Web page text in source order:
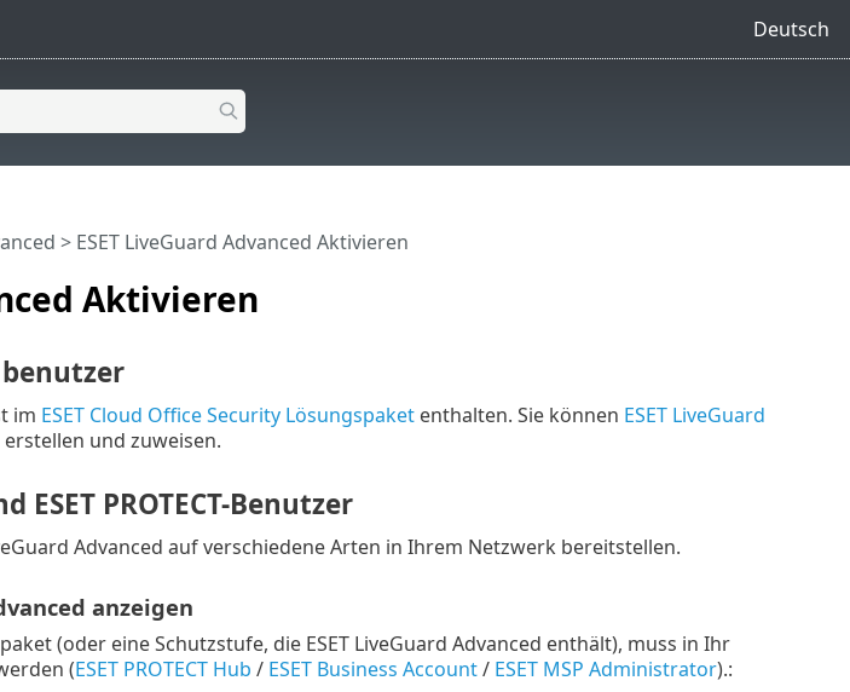
Deutsch
Aktivieren
> ESET LiveGuard Advanced Aktivieren
benutzer
im ESET Cloud Office Security Lösungspaketenthalten. Sie können ESET LiveGuard
und zuweisen.
ESET PROTECT-Benutzer
Advanced auf verschiedene Arten in Ihrem Netzwerk bereitstellen.
anzeigen
(oder eine Schutzstufe, die ESET LiveGuard Advanced enthält), muss in Ihr
(ESET PROTECT Hub / ESET Business Account/ ESET MSP Administrator).: